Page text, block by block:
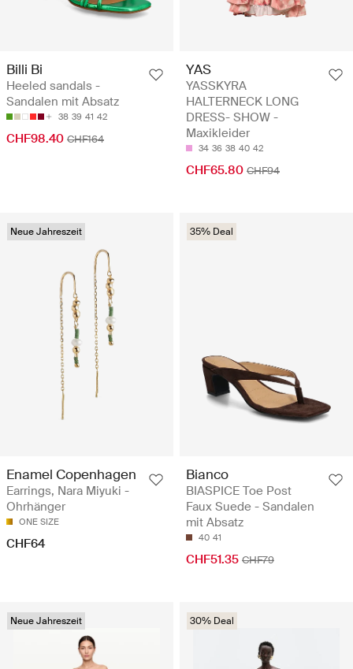
Billi Bi
Heeled sandals -
Sandalen mit Absatz
38 39 41 42
CHF98.40 CHF164
YAS
YASSKYRA
HALTERNECK LONG
DRESS- SHOW -
Maxikleider
34 36 38 40 42
CHF65.80 CHF94
Neue Jahreszeit
Enamel Copenhagen
Earrings, Nara Miyuki -
Ohrhänger
ONE SIZE
CHF64
35% Deal
Bianco
BIASPICE Toe Post
Faux Suede - Sandalen
mit Absatz
40 41
CHF51.35 CHF79
Neue Jahreszeit 30% Deal